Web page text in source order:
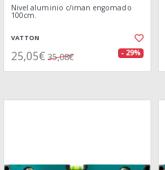
Nivel aluminio c/iman engomado
100cm.
VATTON
25,05€ 35,08€ - 29%